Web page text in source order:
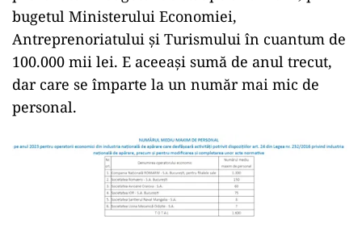
bugetul Ministerului Economiei,
Antreprenoriatului și Turismului în cuantum de
100.000 mii lei. E aceeași sumă de anul trecut,
dar care se împarte la un număr mai mic de
personal.